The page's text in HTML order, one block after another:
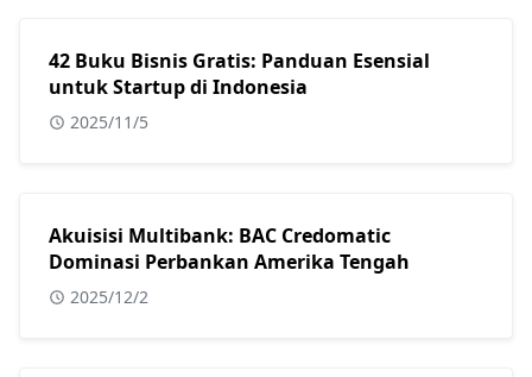
42 Buku Bisnis Gratis: Panduan Esensial
untuk Startup di Indonesia
2025/11/5
Akuisisi Multibank: BAC Credomatic
Dominasi Perbankan Amerika Tengah
2025/12/2